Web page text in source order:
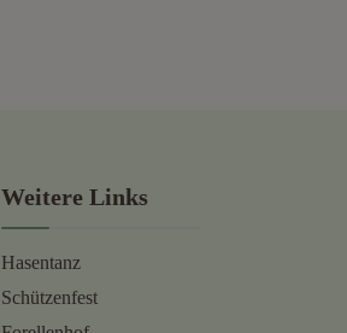
Weitere Links
Hasentanz
Schützenfest